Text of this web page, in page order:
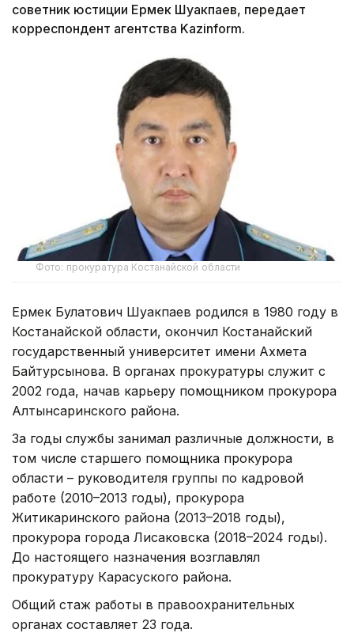
советник юстиции Ермек Шуакпаев, передает
корреспондент агентства Kazinform.
Фото: прокуратура Костанайской области
Ермек Булатович Шуакпаев родился в 1980 году в
Костанайской области, окончил Костанайский
государственный университет имени Ахмета
Байтурсынова. В органах прокуратуры служит с
2002 года, начав карьеру помощником прокурора
Алтынсаринского района.
За годы службы занимал различные должности, в
том числе старшего помощника прокурора
области – руководителя группы по кадровой
работе (2010–2013 годы), прокурора
Житикаринского района (2013–2018 годы),
прокурора города Лисаковска (2018–2024 годы).
До настоящего назначения возглавлял
прокуратуру Карасуского района.
Общий стаж работы в правоохранительных
органах составляет 23 года.